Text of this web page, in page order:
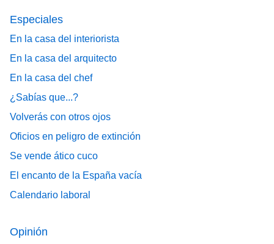
Especiales
En la casa del interiorista
En la casa del arquitecto
En la casa del chef
¿Sabías que...?
Volverás con otros ojos
Oficios en peligro de extinción
Se vende ático cuco
El encanto de la España vacía
Calendario laboral
Opinión